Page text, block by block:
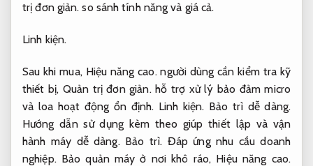
trị đơn giản. so sánh tính năng và giá cả.
Linh kiện.
Sau khi mua, Hiệu năng cao.người dùng cần kiểm tra kỹ
thiết bị, Quản trị đơn giản.hỗ trợ xử lý bảo đảm micro
và loa hoạt động ổn định. Linh kiện. Bảo trì dễ dàng.
Hướng dẫn sử dụng kèm theo giúp thiết lập và vận
hành máy dễ dàng. Bảo trì. Đáp ứng nhu cầu doanh
nghiệp.Bảo quản máy ở nơi khô ráo, Hiệu năng cao.